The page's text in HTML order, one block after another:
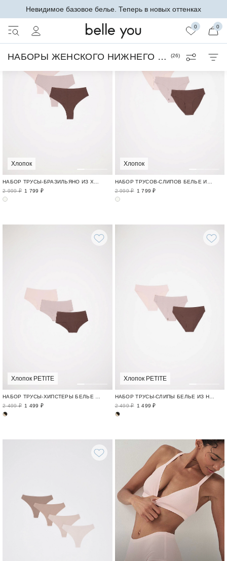
Невидимое базовое белье. Теперь в новых оттенках
0 0
НАБОРЫ ЖЕНСКОГО НИЖНЕГО БЕЛЬЯ (26)
Хлопок
НАБОР ТРУСЫ-БРАЗИЛЬЯНО ИЗ ХЛОПКА TENDER
2 999 ₽ 1 799 ₽
Хлопок
НАБОР ТРУСОВ-СЛИПОВ БЕЛЬЕ ИЗ НАТУРАЛЬНОГО ХЛОПКА / TENDER
2 999 ₽ 1 799 ₽
Хлопок PETITE
2 499 ₽ 1 499 ₽
Хлопок PETITE
НАБОР ТРУСЫ-СЛИПЫ БЕЛЬЕ ИЗ НАТУРАЛЬНОГО ХЛОПКА / TENDER PETITE
2 499 ₽ 1 499 ₽